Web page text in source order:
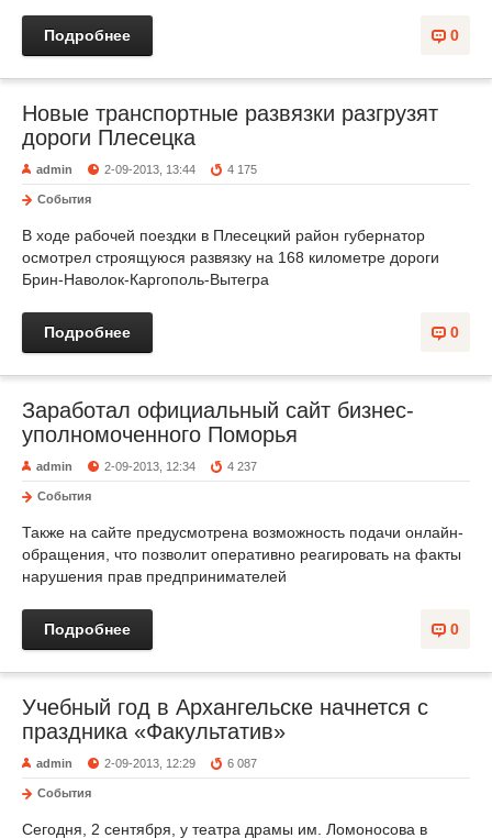
0
Подробнее
Новые транспортные развязки разгрузят
дороги Плесецка
admin 2-09-2013, 13:44 4 175
События
В ходе рабочей поездки в Плесецкий район губернатор
осмотрел строящуюся развязку на 168 километре дороги
Брин-Наволок-Каргополь-Вытегра
0
Подробнее
Заработал официальный сайт бизнес-
уполномоченного Поморья
admin 2-09-2013, 12:34 4 237
События
Также на сайте предусмотрена возможность подачи онлайн-
обращения, что позволит оперативно реагировать на факты
нарушения прав предпринимателей
0
Подробнее
Учебный год в Архангельске начнется с
праздника «Факультатив»
admin 2-09-2013, 12:29 6 087
События
Сегодня, 2 сентября, у театра драмы им. Ломоносова в